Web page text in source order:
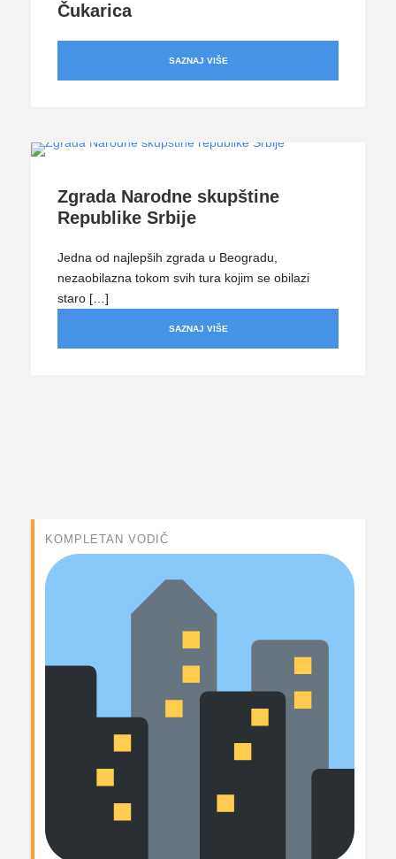
Čukarica
SAZNAJ VIŠE
Zgrada Narodne skupštine
Republike Srbije
Jedna od najlepših zgrada u Beogradu,
nezaobilazna tokom svih tura kojim se obilazi
staro […]
SAZNAJ VIŠE
KOMPLETAN VODIČ